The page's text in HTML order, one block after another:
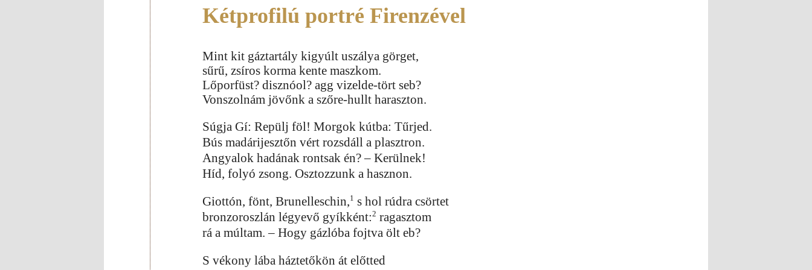
Kétprofilú portré Firenzével
Mint kit gáztartály kigyúlt uszálya görget,
sűrű, zsíros korma kente maszkom.
Lőporfüst? disznóol? agg vizelde-tört seb?
Vonszolnám jövőnk a szőre-hullt haraszton.
Súgja Gí: Repülj föl! Morgok kútba: Tűrjed.
Bús madárijesztőn vért rozsdáll a plasztron.
Angyalok hadának rontsak én? – Kerülnek!
Híd, folyó zsong. Osztozzunk a hasznon.
Giottón, fönt, Brunelleschin,1 s hol rúdra csörtet
bronzoroszlán légyevő gyíkként:2 ragasztom
rá a múltam. – Hogy gázlóba fojtva ölt eb?
S vékony lába háztetőkön át előtted